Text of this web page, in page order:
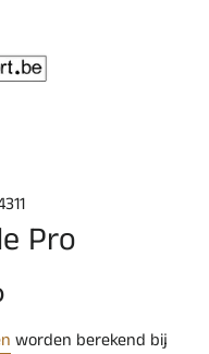
Pro
worden berekend bij